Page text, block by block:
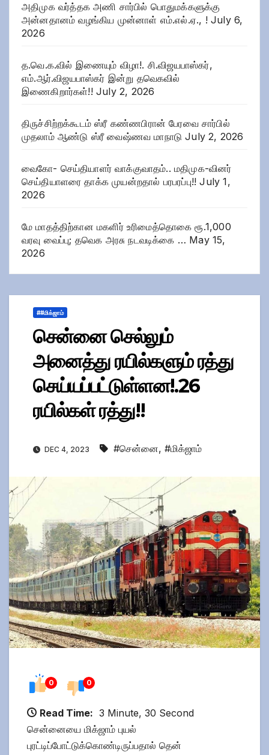
அதிமுக வர்த்தக அணி சார்பில் பொதுமக்களுக்கு
அன்னதானம் வழங்கிய முன்னாள் எம்.எல்.ஏ., ! July 6,
2026
த.வெ.க.வில் இணையும் விழா!. சி.விஜயபாஸ்கர்,
எம்.ஆர்.விஜயபாஸ்கர் இன்று தவெகவில்
இணைகிறார்கள்!! July 2, 2026
திருச்சிற்றக்கூடம் ஸ்ரீ கண்ணபிரான் பேரவை சார்பில்
முதலாம் ஆண்டு ஸ்ரீ வைஷ்ணவ மாநாடு July 2, 2026
வைகோ- செய்தியாளர் வாக்குவாதம்.. மதிமுக-வினர்
செய்தியாளரை தாக்க முயன்றதால் பரபரப்பு!! July 1,
2026
மே மாதத்திற்கான மகளிர் உரிமைத்தொகை ரூ.1,000
வரவு வைப்பு; தவெக அரசு நடவடிக்கை … May 15,
2026
##மிக்ஜாம்
சென்னை செல்லும்
அனைத்து ரயில்களும் ரத்து
செய்யப்பட்டுள்ளன!.26
ரயில்கள் ரத்து!!
DEC 4, 2023 #சென்னை, #மிக்ஜாம்
0 0
Read Time: 3 Minute, 30 Second
சென்னையை மிக்ஜாம் புயல்
புரட்டிப்போட்டுக்கொண்டிருப்பதால் தென்